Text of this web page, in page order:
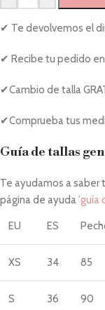
✔ Te devolvemos el
✔ Recibe tu pedido
✔Cambio de talla
✔Comprueba tus
Guía de tallas
Te ayudamos a saber
página de ayuda'guía
EU ES
XS 34 85
S 36 90